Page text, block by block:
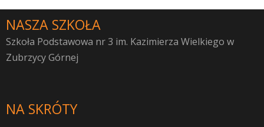
NASZA SZKOŁA
Szkoła Podstawowa nr 3 im. Kazimierza Wielkiego w
Zubrzycy Górnej
NA SKRÓTY